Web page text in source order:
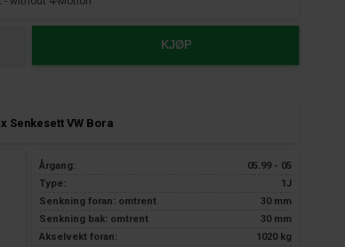
KJØP
Senkesett VW Bora
Årgang:
05.99 - 05
Type:
1J
Senkning foran: omtrent
30 mm
Senkning bak: omtrent
30 mm
Akselvekt foran:
1020 kg